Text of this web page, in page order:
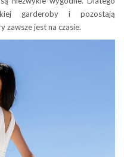
garderoby i pozostają
zawsze jest na czasie.